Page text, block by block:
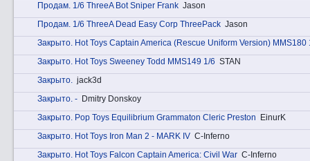
Прoдам. 1/6 ThreeA Bot Sniper Frank Jason
Прoдам. 1/6 ThreeA Dead Easy Corp ThreePack Jason
Закрытo. Hot Toys Captain America (Rescue Uniform Version) MMS180
Закрытo. Hot Toys Sweeney Todd MMS149 1/6 STAN
Закрытo. jack3d
Закрытo. - Dmitry Donskoy
Закрытo. Pop Toys Equilibrium Grammaton Cleric Preston
EinurK
Закрытo. Hot Toys Iron Man 2 - MARK IV C-Inferno
Закрытo. Hot Toys Falcon Сaptain America: Civil War C-Inferno